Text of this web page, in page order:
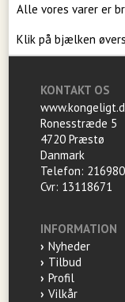
Alle vores varer er
Klik på bjælken
KONTAKT OS
Ronesstræde 5
4720 Præstø
Danmark
Telefon:
Cvr: 13118671
INFORMATION
Nyheder
Tilbud
Profil
Vilkår